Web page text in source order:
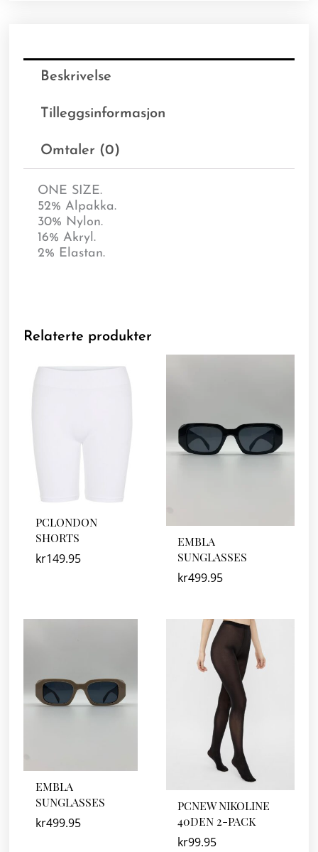
Beskrivelse
Tilleggsinformasjon
Omtaler (0)
ONE SIZE.
52% Alpakka.
30% Nylon.
16% Akryl.
2% Elastan.
Relaterte produkter
PCLONDON
SHORTS
kr149.95
EMBLA
SUNGLASSES
kr499.95
EMBLA
SUNGLASSES
kr499.95
PCNEW NIKOLINE
40DEN 2-PACK
kr99.95